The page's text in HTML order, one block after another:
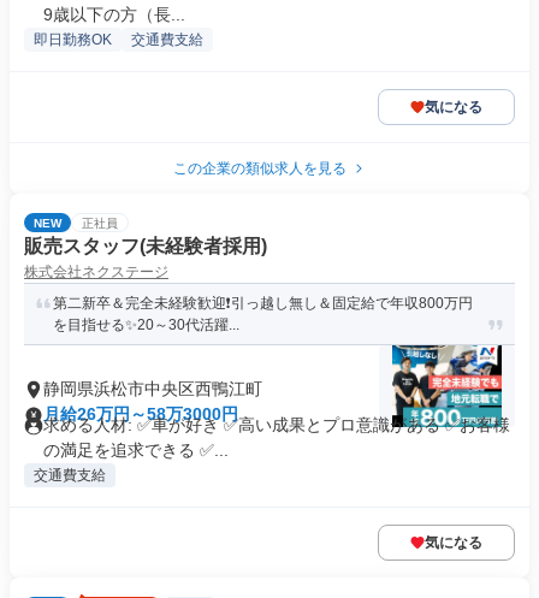
9歳以下の方（長...
即日勤務OK 交通費支給
気になる
この企業の類似求人を見る
NEW 正社員
販売スタッフ(未経験者採用)
株式会社ネクステージ
第二新卒＆完全未経験歓迎❗引っ越し無し＆固定給で年収800万円
を目指せる✨20～30代活躍...
静岡県浜松市中央区西鴨江町
月給26万円～58万3000円
求める人材: ✅車が好き ✅高い成果とプロ意識がある ✅お客様
の満足を追求できる ✅...
交通費支給
気になる